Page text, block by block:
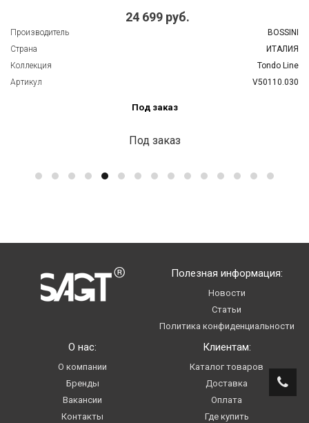
24 699 руб.
Производитель
BOSSINI
Страна
ИТАЛИЯ
Коллекция
Tondo Line
Артикул
V50110.030
Под заказ
Под заказ
О нас:
О компании
Бренды
Вакансии
Контакты
Клиентам:
Каталог товаров
Доставка
Оплата
Где купить
Полезная информация:
Новости
Статьи
Политика конфиденциальности